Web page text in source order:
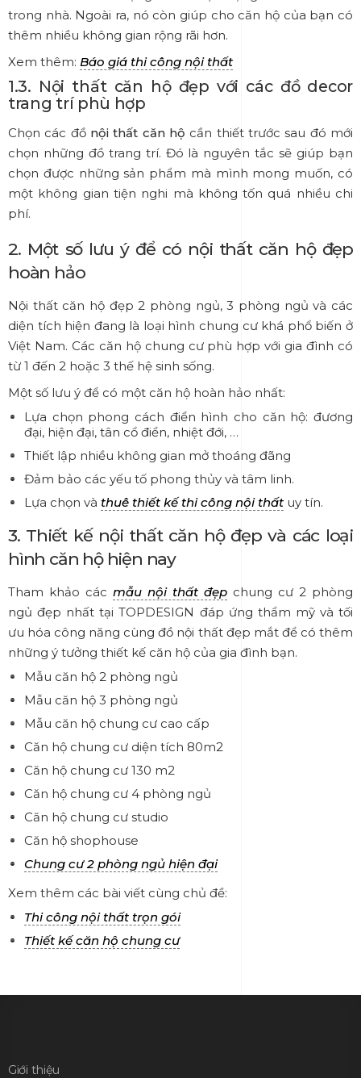
trong nhà. Ngoài ra, nó còn giúp cho căn hộ của bạn có
thêm nhiều không gian rộng rãi hơn.
Xem thêm: Báo giá thi công nội thất
1.3. Nội thất căn hộ đẹp với các đồ decor
trang trí phù hợp
Chọn các đồ nội thất căn hộ cần thiết trước sau đó mới
chọn những đồ trang trí. Đó là nguyên tắc sẽ giúp bạn
chọn được những sản phẩm mà mình mong muốn, có
một không gian tiện nghi mà không tốn quá nhiều chi
phí.
2. Một số lưu ý để có nội thất căn hộ đẹp
hoàn hảo
Nội thất căn hộ đẹp 2 phòng ngủ, 3 phòng ngủ và các
diện tích hiện đang là loại hình chung cư khá phổ biến ở
Việt Nam. Các căn hộ chung cư phù hợp với gia đình có
từ 1 đến 2 hoặc 3 thế hệ sinh sống.
Một số lưu ý để có một căn hộ hoàn hảo nhất:
Lựa chọn phong cách điển hình cho căn hộ: đương
đại, hiện đại, tân cổ điển, nhiệt đới, …
Thiết lập nhiều không gian mở thoáng đãng
Đảm bảo các yếu tố phong thủy và tâm linh.
Lựa chọn và thuê thiết kế thi công nội thất uy tín.
3. Thiết kế nội thất căn hộ đẹp và các loại
hình căn hộ hiện nay
Tham khảo các mẫu nội thất đẹp chung cư 2 phòng
ngủ đẹp nhất tại TOPDESIGN đáp ứng thẩm mỹ và tối
ưu hóa công năng cùng đồ nội thất đẹp mắt để có thêm
những ý tưởng thiết kế căn hộ của gia đình bạn.
Mẫu căn hộ 2 phòng ngủ
Mẫu căn hộ 3 phòng ngủ
Mẫu căn hộ chung cư cao cấp
Căn hộ chung cư diện tích 80m2
Căn hộ chung cư 130 m2
Căn hộ chung cư 4 phòng ngủ
Căn hộ chung cư studio
Căn hộ shophouse
Chung cư 2 phòng ngủ hiện đại
Xem thêm các bài viết cùng chủ đề:
Thi công nội thất trọn gói
Thiết kế căn hộ chung cư
Giới thiệu